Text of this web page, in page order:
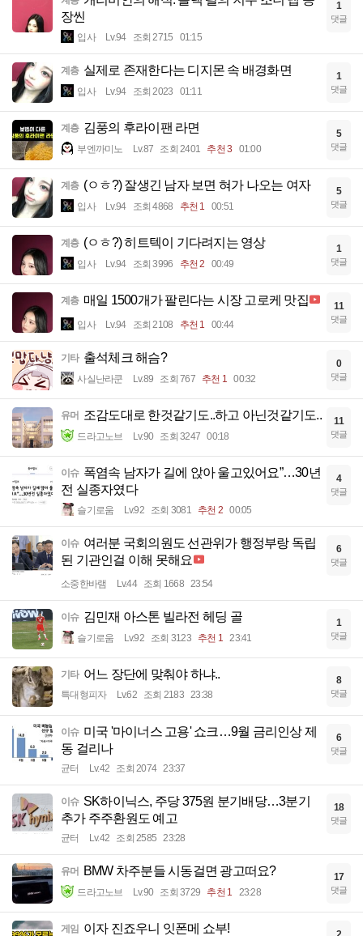
장씬
입사 Lv.94 조회 2715 01:15
1
댓글
계층 실제로 존재한다는 디지몬 속 배경화면
입사 Lv.94 조회 2023 01:11
1
댓글
계층 김풍의 후라이팬 라면
부엔까미노 Lv.87 조회 2401 추천 3 01:00
5
댓글
계층 (ㅇㅎ?) 잘생긴 남자 보면 혀가 나오는 여자
입사 Lv.94 조회 4868 추천 1 00:51
5
댓글
계층 (ㅇㅎ?) 히트텍이 기다려지는 영상
입사 Lv.94 조회 3996 추천 2 00:49
1
댓글
계층 매일 1500개가 팔린다는 시장 고로케 맛집
입사 Lv.94 조회 2108 추천 1 00:44
11
댓글
기타 출석체크 해슴?
사실난라쿤 Lv.89 조회 767 추천 1 00:32
0
댓글
유머 조감도대로 한것같기도..하고 아닌것같기도..
드라고노브 Lv.90 조회 3247 00:18
11
댓글
이슈 폭염속 남자가 길에 앉아 울고있어요”…30년
전 실종자였다
슬기로움 Lv.92 조회 3081 추천 2 00:05
4
댓글
이슈 여러분 국회의원도 선관위가 행정부랑 독립
된 기관인걸 이해 못해요
소중한바램 Lv.44 조회 1668 23:54
6
댓글
이슈 김민재 아스톤 빌라전 헤딩 골
슬기로움 Lv.92 조회 3123 추천 1 23:41
1
댓글
기타 어느 장단에 맞춰야 하냐..
특대형피자 Lv.62 조회 2183 23:38
8
댓글
이슈 미국 '마이너스 고용' 쇼크…9월 금리인상 제
동 걸리나
균터 Lv.42 조회 2074 23:37
6
댓글
이슈 SK하이닉스, 주당 375원 분기배당…3분기
추가 주주환원도 예고
균터 Lv.42 조회 2585 23:28
18
댓글
유머 BMW 차주분들 시동걸면 광고떠요?
드라고노브 Lv.90 조회 3729 추천 1 23:28
17
댓글
게임 이자 진죠우니 잇폰메 쇼부!